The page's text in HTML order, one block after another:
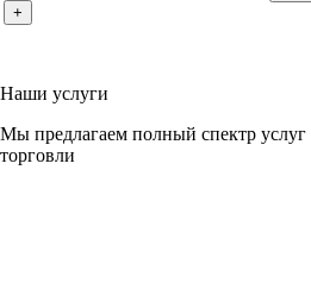
+
Наши услуги
Мы предлагаем полный спектр услуг
торговли